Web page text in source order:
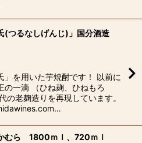
(つるなしげんじ)」国分酒造
」を用いた芋焼酎です！ 以前に
の一滴 （ひね麹、ひねもろ
の老麹造りを再現しています。
むら 1800ｍｌ、720ｍｌ